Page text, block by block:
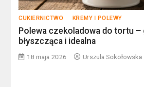
CUKIERNICTWO KREMY I POLEWY
Polewa czekoladowa do tortu –
błyszcząca i idealna
18 maja 2026 Urszula Sokołowska